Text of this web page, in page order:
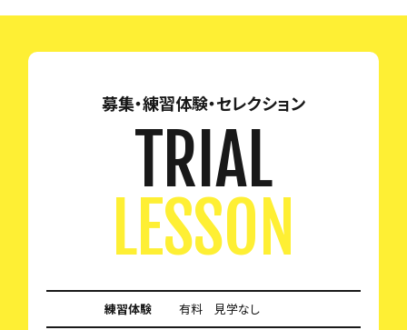
募集・練習体験・セレクション
TRIAL
LESSON
練習体験 有料 見学なし